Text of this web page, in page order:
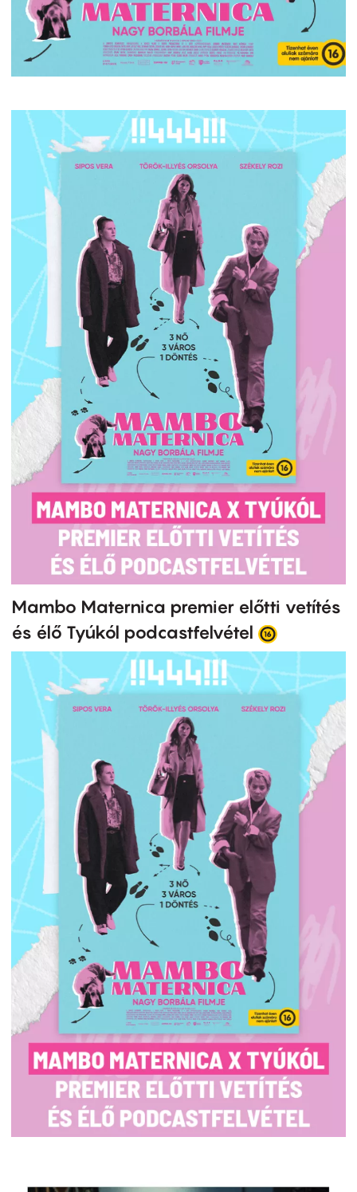
Mambo Maternica premier előtti vetítés
és élő Tyúkól podcastfelvétel